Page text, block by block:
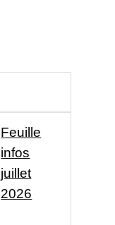
Feuille
infos
juillet
2026